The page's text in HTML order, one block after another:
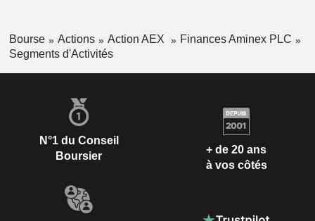
Bourse Actions Action AEX
Finances Aminex PLC
Segments d'Activités
N°1 du Conseil
Boursier
+ de 20 ans
à vos côtés